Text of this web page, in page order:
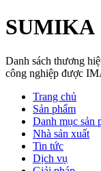
SUMIKA
Danh sách thương
công nghiệp được
Trang chủ
Sản phẩm
Danh mục sản
Nhà sản xuất
Tin tức
Dịch vụ